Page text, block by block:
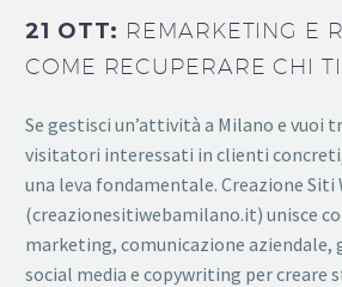
21 OTT: REMARKETING E
COME RECUPERARE CHI
Se gestisci un’attività a Milano e vuoi
visitatori interessati in clienti
una leva fondamentale. Creazione Siti
(creazionesitiwebamilano.it) unisce
marketing, comunicazione
social media e copywriting per creare